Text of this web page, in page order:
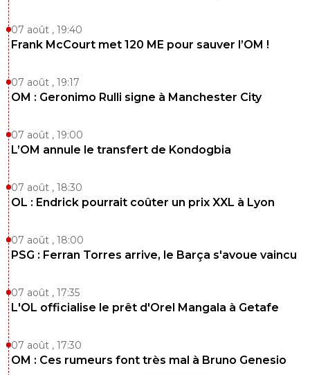
07 août , 19:40
Frank McCourt met 120 ME pour sauver l’OM !
07 août , 19:17
OM : Geronimo Rulli signe à Manchester City
07 août , 19:00
L’OM annule le transfert de Kondogbia
07 août , 18:30
OL : Endrick pourrait coûter un prix XXL à Lyon
07 août , 18:00
PSG : Ferran Torres arrive, le Barça s'avoue vaincu
07 août , 17:35
L'OL officialise le prêt d'Orel Mangala à Getafe
07 août , 17:30
OM : Ces rumeurs font très mal à Bruno Genesio